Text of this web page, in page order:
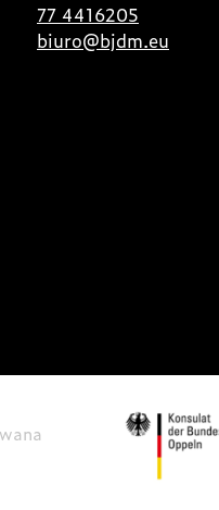
77 4416205
biuro@bjdm.eu